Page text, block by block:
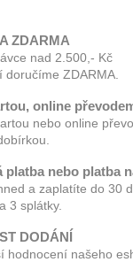
ZDARMA
nad 2.500,- Kč
doručíme ZDARMA.
online
nebo online
platba nebo platba
a zaplatíte do 30
3 splátky.
DODÁNÍ
hodnocení našeho